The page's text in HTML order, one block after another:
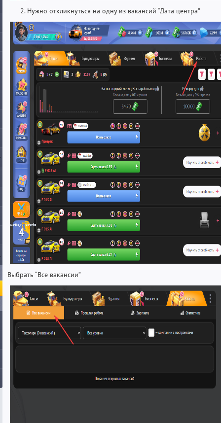
Нужно откликнуться на одну из вакансий “Дата центра”
Выбрать “Все вакансии”